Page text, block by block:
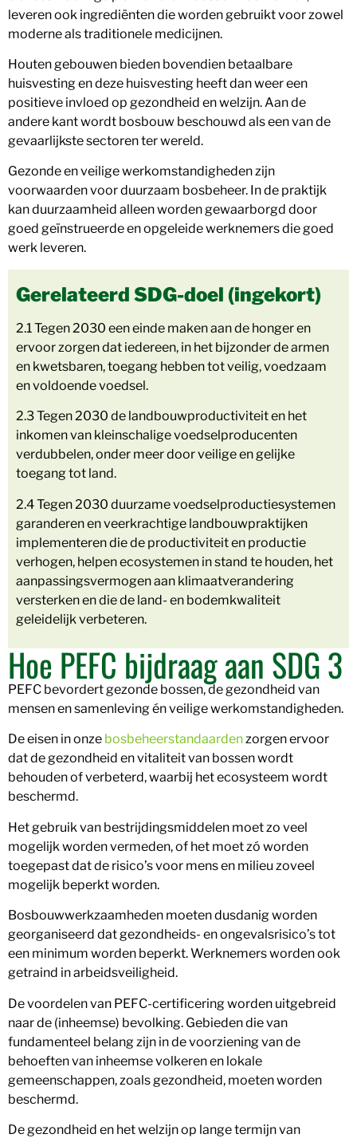
leveren ook ingrediënten die worden gebruikt voor zowel
moderne als traditionele medicijnen.
Houten gebouwen bieden bovendien betaalbare
huisvesting en deze huisvesting heeft dan weer een
positieve invloed op gezondheid en welzijn. Aan de
andere kant wordt bosbouw beschouwd als een van de
gevaarlijkste sectoren ter wereld.
Gezonde en veilige werkomstandigheden zijn
voorwaarden voor duurzaam bosbeheer. In de praktijk
kan duurzaamheid alleen worden gewaarborgd door
goed geïnstrueerde en opgeleide werknemers die goed
werk leveren.
Gerelateerd SDG-doel (ingekort)
2.1 Tegen 2030 een einde maken aan de honger en
ervoor zorgen dat iedereen, in het bijzonder de armen
en kwetsbaren, toegang hebben tot veilig, voedzaam
en voldoende voedsel.
2.3 Tegen 2030 de landbouwproductiviteit en het
inkomen van kleinschalige voedselproducenten
verdubbelen, onder meer door veilige en gelijke
toegang tot land.
2.4 Tegen 2030 duurzame voedselproductiesystemen
garanderen en veerkrachtige landbouwpraktijken
implementeren die de productiviteit en productie
verhogen, helpen ecosystemen in stand te houden, het
aanpassingsvermogen aan klimaatverandering
versterken en die de land- en bodemkwaliteit
geleidelijk verbeteren.
Hoe PEFC bijdraag aan SDG 3
PEFC bevordert gezonde bossen, de gezondheid van
mensen en samenleving én veilige werkomstandigheden.
De eisen in onze bosbeheerstandaardenzorgen ervoor
dat de gezondheid en vitaliteit van bossen wordt
behouden of verbeterd, waarbij het ecosysteem wordt
beschermd.
Het gebruik van bestrijdingsmiddelen moet zo veel
mogelijk worden vermeden, of het moet zó worden
toegepast dat de risico’s voor mens en milieu zoveel
mogelijk beperkt worden.
Bosbouwwerkzaamheden moeten dusdanig worden
georganiseerd dat gezondheids- en ongevalsrisico’s tot
een minimum worden beperkt. Werknemers worden ook
getraind in arbeidsveiligheid.
De voordelen van PEFC-certificering worden uitgebreid
naar de (inheemse) bevolking. Gebieden die van
fundamenteel belang zijn in de voorziening van de
behoeften van inheemse volkeren en lokale
gemeenschappen, zoals gezondheid, moeten worden
beschermd.
De gezondheid en het welzijn op lange termijn van